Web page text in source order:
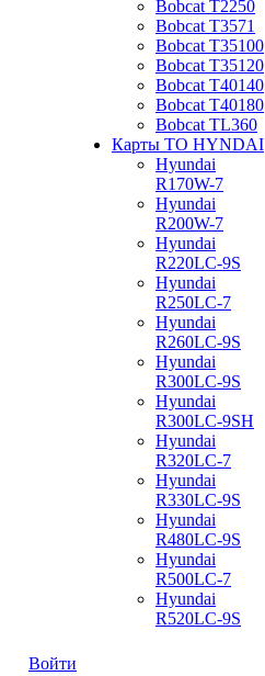
Bobcat Т2250
Bobcat Т3571
Bobcat Т35100
Bobcat Т35120
Bobcat Т40140
Bobcat Т40180
Bobcat ТL360
Карты ТО HYNDAI
Hyundai
R170W-7
Hyundai
R200W-7
Hyundai
R220LC-9S
Hyundai
R250LC-7
Hyundai
R260LC-9S
Hyundai
R300LC-9S
Hyundai
R300LC-9SH
Hyundai
R320LC-7
Hyundai
R330LC-9S
Hyundai
R480LC-9S
Hyundai
R500LC-7
Hyundai
R520LC-9S
Войти